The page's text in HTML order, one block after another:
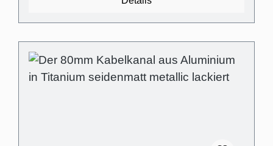
Aluminium- Träger Kunststoff transparent und
flexibel- Außenmaß: (B):80mm (H)21mm-
Innenmaß (Kabelschacht): 28mm x 18mm-